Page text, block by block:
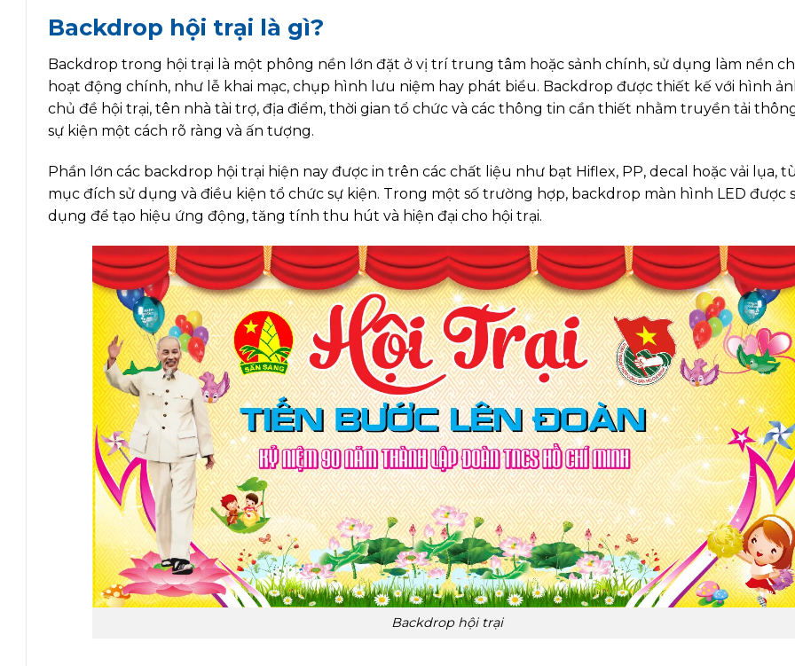
Backdrop hội trại là gì?
Backdrop trong hội trại là một phông nền lớn đặt ở vị trí trung tâm hoặc sảnh chính, sử dụng làm nền
hoạt động chính, như lễ khai mạc, chụp hình lưu niệm hay phát biểu. Backdrop được thiết kế với hình
chủ đề hội trại, tên nhà tài trợ, địa điểm, thời gian tổ chức và các thông tin cần thiết nhằm truyền tải
sự kiện một cách rõ ràng và ấn tượng.
Phần lớn các backdrop hội trại hiện nay được in trên các chất liệu như bạt Hiflex, PP, decal hoặc vải lụa,
mục đích sử dụng và điều kiện tổ chức sự kiện. Trong một số trường hợp, backdrop màn hình LED được
dụng để tạo hiệu ứng động, tăng tính thu hút và hiện đại cho hội trại.
Backdrop hội trại